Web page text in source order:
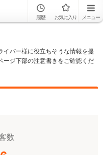
履歴 お気に入り メニュー
イバー様に役立ちそうな情報を提
ージ下部の注意書きをご確認くだ
数